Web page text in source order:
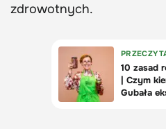
zdrowotnych.